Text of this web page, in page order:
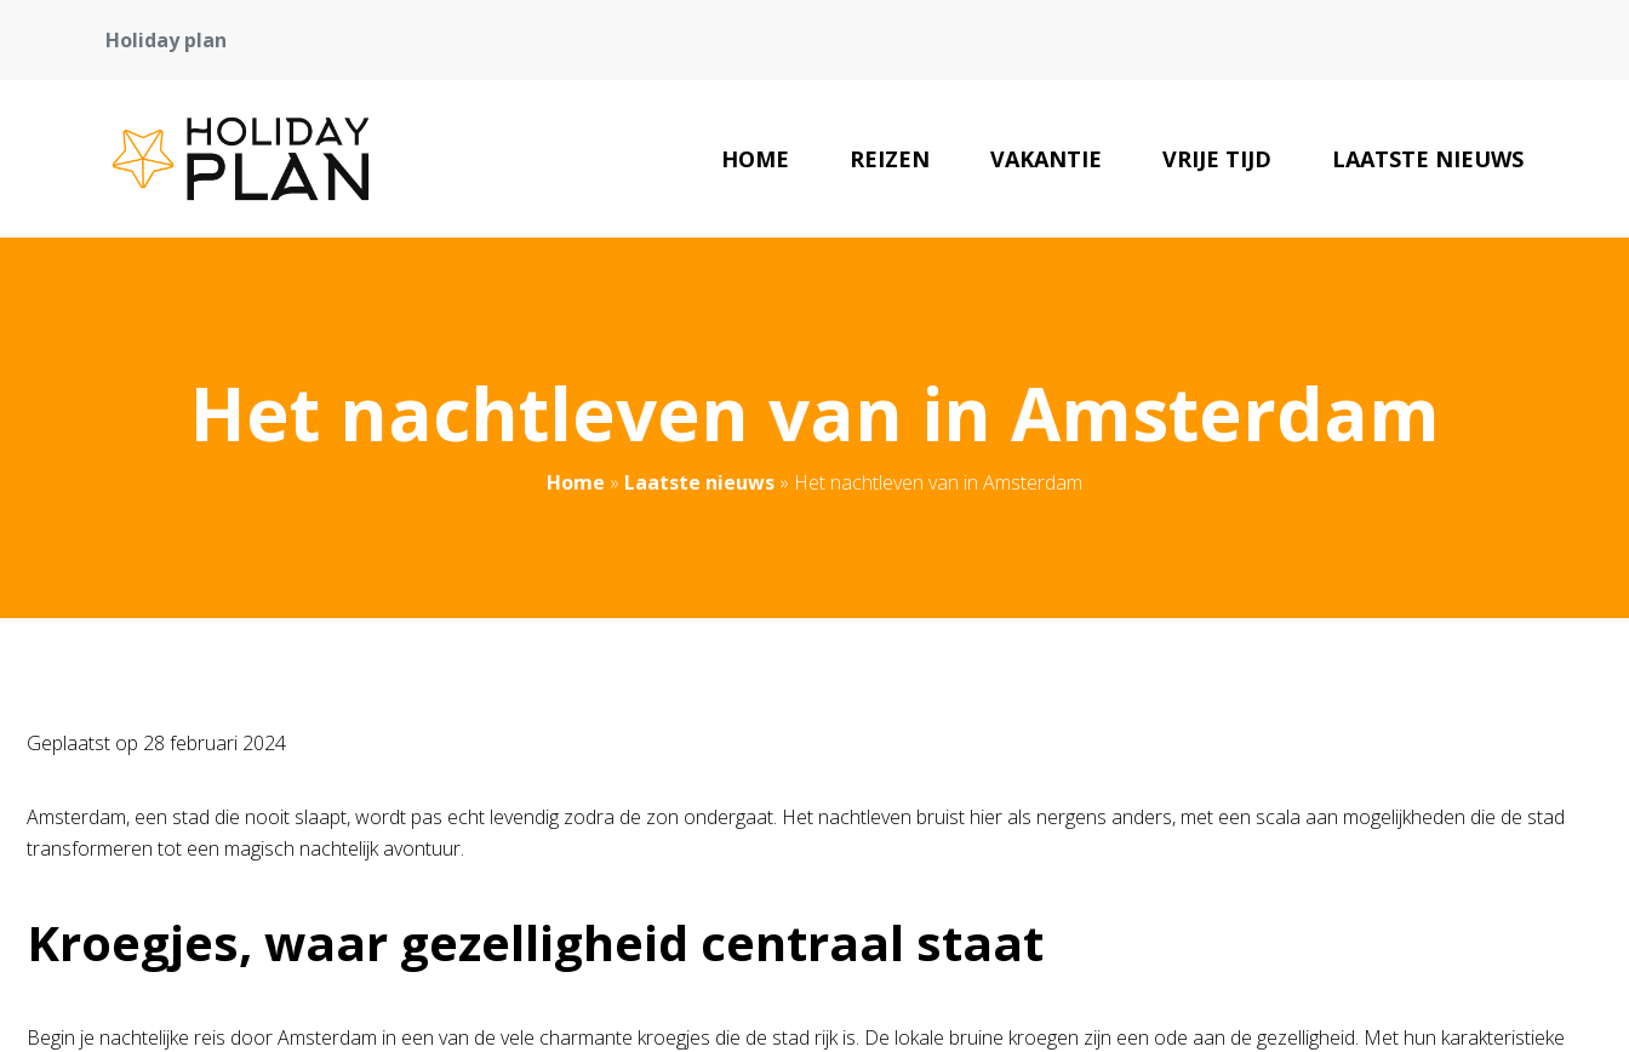
Holiday plan
HOME REIZEN VAKANTIE VRIJE TIJD LAATSTE NIEUWS
Het nachtleven van in Amsterdam
Home » Laatste nieuws » Het nachtleven van in Amsterdam
Geplaatst op 28 februari 2024
Amsterdam, een stad die nooit slaapt, wordt pas echt levendig zodra de zon ondergaat. Het nachtleven bruist hier als nergens anders, met een scala aan mogelijkheden die de stad
transformeren tot een magisch nachtelijk avontuur.
Kroegjes, waar gezelligheid centraal staat
Begin je nachtelijke reis door Amsterdam in een van de vele charmante kroegjes die de stad rijk is. De lokale bruine kroegen zijn een ode aan de gezelligheid. Met hun karakteristieke